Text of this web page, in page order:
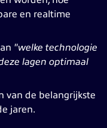
en realtime
"welke technologie
lagen optimaal
van de belangrijkste
jaren.